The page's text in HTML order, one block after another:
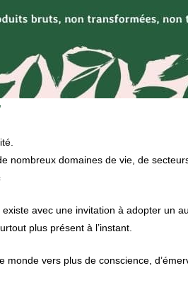
nombreux domaines de vie, de
avec une invitation à adopter un
plus présent à l’instant.
monde vers plus de conscience,